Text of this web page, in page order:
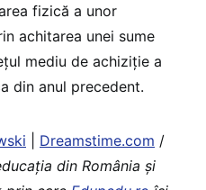
fizică a unor
achitarea unei sume
mediu de achiziție a
din anul precedent.
Dreamstime.com /
din România şi